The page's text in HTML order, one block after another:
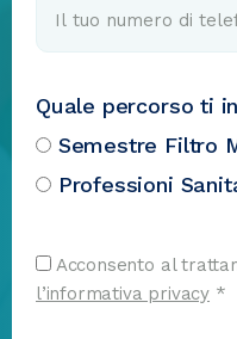
Quale percorso ti
Semestre Filtro
Professioni
Acconsento al
l’informativa privacy *